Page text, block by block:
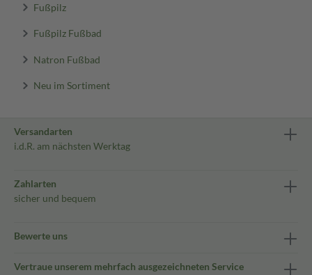
Fußpilz
Fußpilz Fußbad
Natron Fußbad
Neu im Sortiment
Versandarten
i.d.R. am nächsten Werktag
Zahlarten
sicher und bequem
Bewerte uns
Vertraue unserem mehrfach ausgezeichneten Service